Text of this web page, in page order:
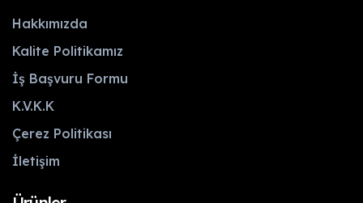
Hakkımızda
Kalite Politikamız
İş Başvuru Formu
K.V.K.K
Çerez Politikası
İletişim